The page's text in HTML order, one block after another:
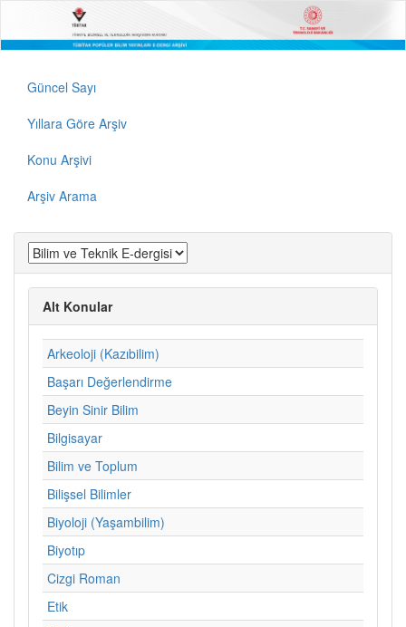
Güncel Sayı
Yıllara Göre Arşiv
Konu Arşivi
Arşiv Arama
Alt Konular
Arkeoloji (Kazıbilim)
Başarı Değerlendirme
Beyin Sinir Bilim
Bilgisayar
Bilim ve Toplum
Bilişsel Bilimler
Biyoloji (Yaşambilim)
Biyotıp
Cizgi Roman
Etik